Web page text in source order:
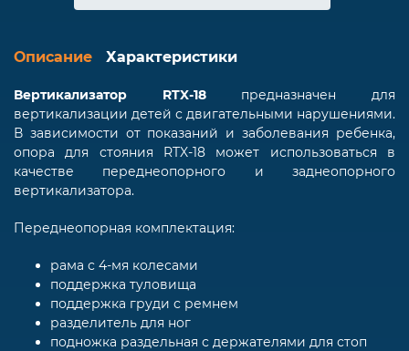
Описание Характеристики
Вертикализатор RTX-18предназначен для
вертикализации детей с двигательными нарушениями.
В зависимости от показаний и заболевания ребенка,
опора для стояния RTX-18 может использоваться в
качестве переднеопорного и заднеопорного
вертикализатора.
Переднеопорная комплектация:
рама с 4-мя колесами
поддержка туловища
поддержка груди с ремнем
разделитель для ног
подножка раздельная с держателями для стоп